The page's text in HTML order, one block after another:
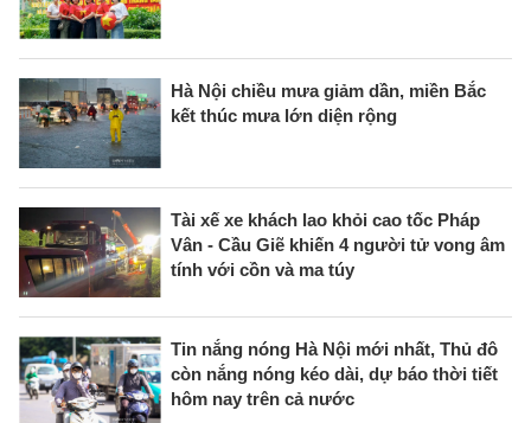
Hà Nội chiều mưa giảm dần, miền Bắc
kết thúc mưa lớn diện rộng
Tài xế xe khách lao khỏi cao tốc Pháp
Vân - Cầu Giẽ khiến 4 người tử vong âm
tính với cồn và ma túy
Tin nắng nóng Hà Nội mới nhất, Thủ đô
còn nắng nóng kéo dài, dự báo thời tiết
hôm nay trên cả nước